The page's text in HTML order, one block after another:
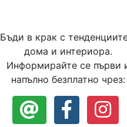
Бъди в крак с
дома и интериора.
Информирайте се първи
напълно безплатно чрез: